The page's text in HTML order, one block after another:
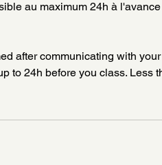
au maximum 24h à
after communicating with your
to 24h before you class. Less